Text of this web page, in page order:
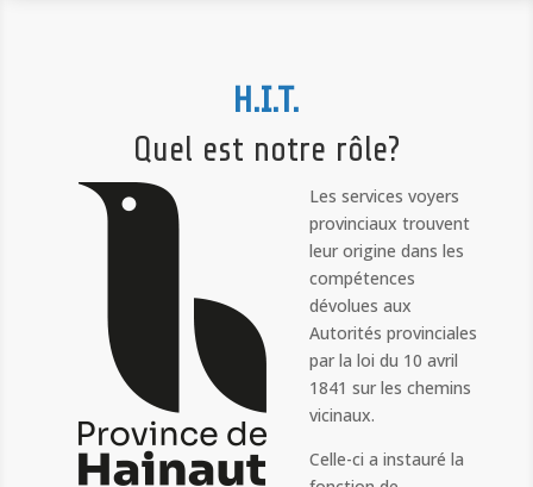
H.I.T.
Quel est notre rôle?
Les services voyers
provinciaux trouvent
leur origine dans les
compétences
dévolues aux
Autorités provinciales
par la loi du 10 avril
1841 sur les chemins
vicinaux.
Celle-ci a instauré la